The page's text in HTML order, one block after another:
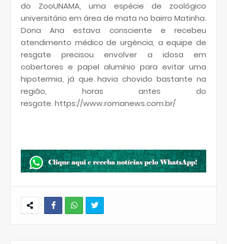
do ZooUNAMA, uma espécie de zoológico
universitário em área de mata no bairro Matinha.
Dona Ana estava consciente e recebeu
atendimento médico de urgência, a equipe de
resgate precisou envolver a idosa em
cobertores e papel alumínio para evitar uma
hipotermia, já que havia chovido bastante na
região, horas antes do
resgate. https://www.romanews.com.br/
hats